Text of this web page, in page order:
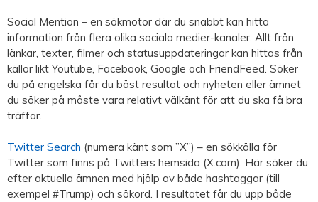
Social Mention – en sökmotor där du snabbt kan hitta
information från flera olika sociala medier-kanaler. Allt från
länkar, texter, filmer och statusuppdateringar kan hittas från
källor likt Youtube, Facebook, Google och FriendFeed. Söker
du på engelska får du bäst resultat och nyheten eller ämnet
du söker på måste vara relativt välkänt för att du ska få bra
träffar.
Twitter Search (numera känt som ”X”) – en sökkälla för
Twitter som finns på Twitters hemsida (X.com). Här söker du
efter aktuella ämnen med hjälp av både hashtaggar (till
exempel #Trump) och sökord. I resultatet får du upp både